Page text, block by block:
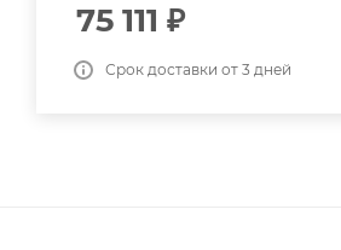
75 111 ₽
Срок доставки от 3 дней